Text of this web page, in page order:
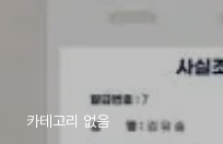
카테고리 없음